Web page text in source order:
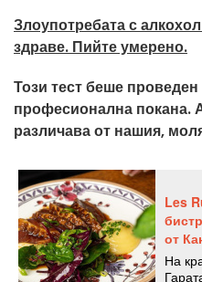
Злоупотребата с
здраве. Пийте умерено.
Този тест беше проведен
професионална покана.
различава от нашия,